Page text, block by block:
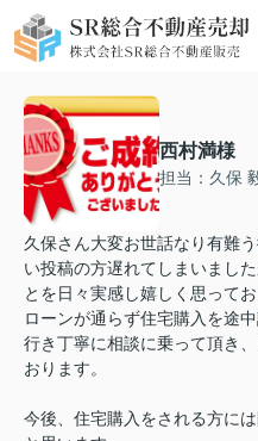
西村満様
担当：久保
久保さん大変お世話なり有難
い投稿の方遅れてしまいまし
とを日々実感し嬉しく思ってお
ローンが通らず住宅購入を途
行き丁寧に相談に乗って頂き
おります。
今後、住宅購入をされる方に